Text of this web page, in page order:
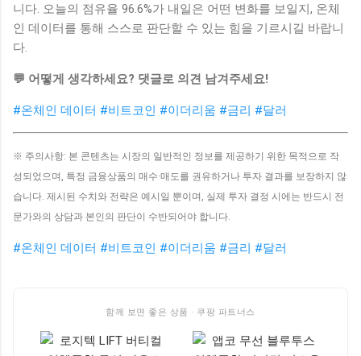
니다. 오늘의 점유율 96.6%가 내일은 어떤 변화를 보일지, 온체
인 데이터를 통해 스스로 판단할 수 있는 힘을 기르시길 바랍니
다.
💬 어떻게 생각하세요? 댓글로 의견 남겨주세요!
#온체인 데이터 #비트코인 #이더리움 #금리 #달러
※ 주의사항: 본 콘텐츠는 시장의 일반적인 정보를 제공하기 위한 목적으로 작
성되었으며, 특정 금융상품의 매수·매도를 권유하거나 투자 결과를 보장하지 않
습니다. 제시된 수치와 전략은 예시일 뿐이며, 실제 투자 결정 시에는 반드시 전
문가와의 상담과 본인의 판단이 수반되어야 합니다.
#온체인 데이터 #비트코인 #이더리움 #금리 #달러
함께 보면 좋은 상품 · 쿠팡 파트너스